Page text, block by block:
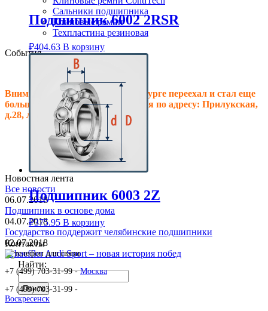
Сальники подшипника
Клиновые ремни
Техпластина резиновая
События
Внимание! Офис в Санкт-Петербурге переехал и стал еще
больше, теперь мы располагаемся по адресу: Прилукская,
д.28, литер.А! Ждем Вас в гости!
Новостная лента
Все новости
06.07.2018
Подшипник в основе дома
04.07.2018
Государство поддержит челябинские подшипники
02.07.2018
Schaeffler Audi Sport – новая история побед
Найти:
Подшипник 6002 2RSR
₽404.63 В корзину
Подшипник 6003 2Z
₽375.95 В корзину
Контакты
+7 (499) 703-31-99 -Москва
+7 (499) 703-31-99 -
Воскресенск